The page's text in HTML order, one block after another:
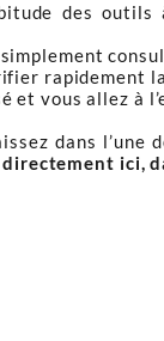
des
rapidement
et vous allez à
dans
ici,